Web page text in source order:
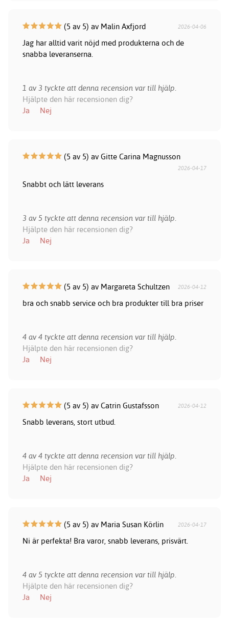
(5 av 5) av Malin Axfjord 2026-04-06
Jag har alltid varit nöjd med produkterna och de
snabba leveranserna.
1 av 3 tyckte att denna recension var till hjälp.
Hjälpte den här recensionen dig?
Ja
Nej
(5 av 5) av Gitte Carina Magnusson
2026-04-17
Snabbt och lätt leverans
3 av 5 tyckte att denna recension var till hjälp.
Hjälpte den här recensionen dig?
Ja
Nej
(5 av 5) av Margareta Schultzen 2026-04-12
bra och snabb service och bra produkter till bra priser
4 av 4 tyckte att denna recension var till hjälp.
Hjälpte den här recensionen dig?
Ja
Nej
(5 av 5) av Catrin Gustafsson 2026-04-12
Snabb leverans, stort utbud.
4 av 4 tyckte att denna recension var till hjälp.
Hjälpte den här recensionen dig?
Ja
Nej
(5 av 5) av Maria Susan Körlin 2026-04-17
Ni är perfekta! Bra varor, snabb leverans, prisvärt.
4 av 5 tyckte att denna recension var till hjälp.
Hjälpte den här recensionen dig?
Ja
Nej